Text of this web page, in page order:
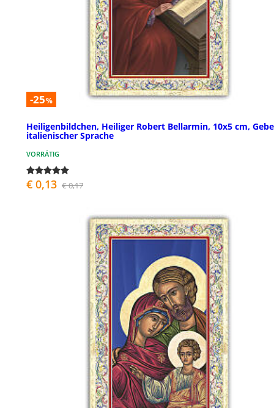
-25%
Heiligenbildchen, Heiliger Robert Bellarmin, 10x5 cm,
italienischer Sprache
VORRÄTIG
€ 0,13 € 0,17